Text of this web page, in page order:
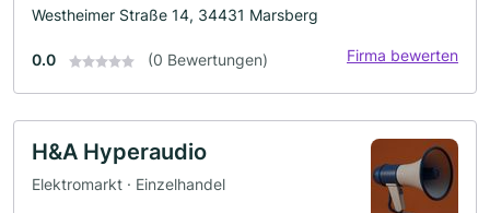
Westheimer Straße 14, 34431 Marsberg
0.0 (0 Bewertungen) Firma bewerten
H&A Hyperaudio
Elektromarkt · Einzelhandel